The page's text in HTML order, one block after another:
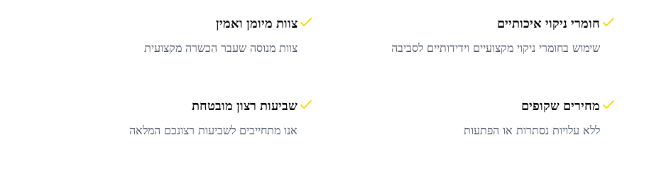
חומרי ניקוי איכותיים
שימוש בחומרי ניקוי מקצועיים וידידותיים לסביבה
צוות מיומן ואמין
צוות מנוסה שעבר הכשרה מקצועית
מחירים שקופים
ללא עלויות נסתרות או הפתעות
שביעות רצון מובטחת
אנו מתחייבים לשביעות רצונכם המלאה